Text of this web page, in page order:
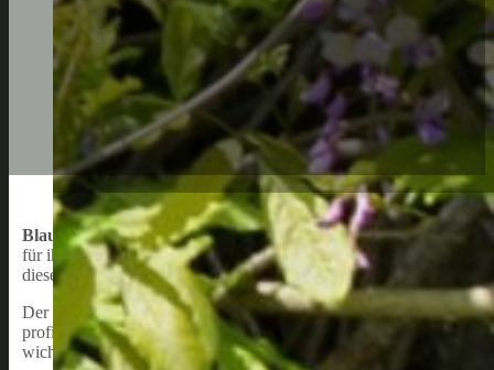
Blauregen, auch bekannt alsGlyzinien, sind wunderschöne
für ihr schnelles Wachstum und ihre Robustheit, benötigen
diesem Artikel konzentrieren wir uns auf einen wichtigen Aspekt
Der Nährstoffbedarf von Blauregen variiert je nach Alter und
profitieren, können ältere Exemplare weniger Nährstoffe
wichtig, ein passendes Düngemittel für Blauregen zu wählen, um